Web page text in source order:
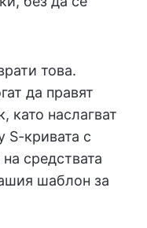
това.
да правят
като наслагват
S-кривата с
средствата
шаблон за